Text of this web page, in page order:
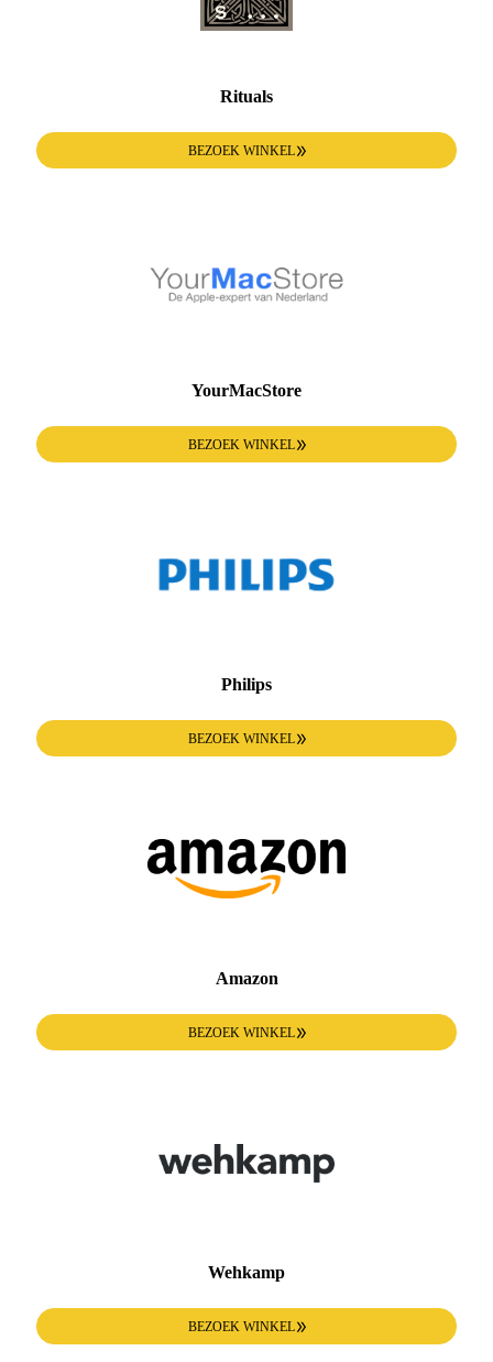
Rituals
BEZOEK WINKEL
YourMacStore
BEZOEK WINKEL
Philips
BEZOEK WINKEL
Amazon
BEZOEK WINKEL
Wehkamp
BEZOEK WINKEL